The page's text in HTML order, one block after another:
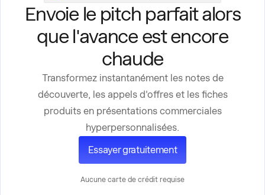
Envoie le pitch parfait alors
que l'avance est encore
chaude
Transformez instantanément les notes de
découverte, les appels d'offres et les fiches
produits en présentations commerciales
hyperpersonnalisées.
Essayer gratuitement
Aucune carte de crédit requise